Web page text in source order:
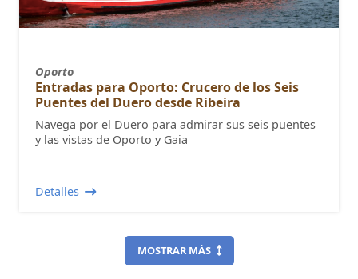
Oporto
Entradas para Oporto: Crucero de los Seis
Puentes del Duero desde Ribeira
Navega por el Duero para admirar sus seis puentes
y las vistas de Oporto y Gaia
Detalles
MOSTRAR MÁS